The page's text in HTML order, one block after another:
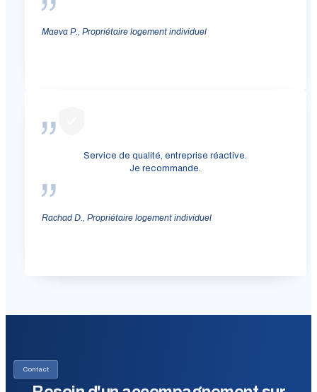
Maeva P., Propriétaire logement individuel
Service de qualité, entreprise réactive.
Je recommande.
Rachad D., Propriétaire logement individuel
Contact